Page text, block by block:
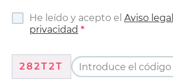
He leído y acepto el Aviso legal
privacidad
282T2T